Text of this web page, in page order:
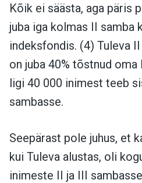
Kõik ei säästa, aga päris
juba iga kolmas II samba
indeksfondis. (4) Tuleva
on juba 40% tõstnud oma
ligi 40 000 inimest teeb
sambasse.
Seepärast pole juhus, et
kui Tuleva alustas, oli
inimeste II ja III